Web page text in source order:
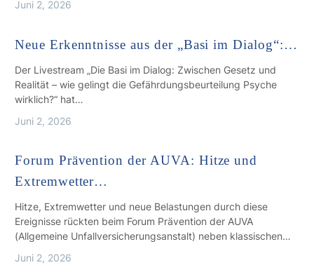
Juni 2, 2026
Neue Erkenntnisse aus der „Basi im Dialog“:…
Der Livestream „Die Basi im Dialog: Zwischen Gesetz und
Realität – wie gelingt die Gefährdungsbeurteilung Psyche
wirklich?“ hat…
Juni 2, 2026
Forum Prävention der AUVA: Hitze und
Extremwetter…
Hitze, Extremwetter und neue Belastungen durch diese
Ereignisse rückten beim Forum Prävention der AUVA
(Allgemeine Unfallversicherungsanstalt) neben klassischen…
Juni 2, 2026